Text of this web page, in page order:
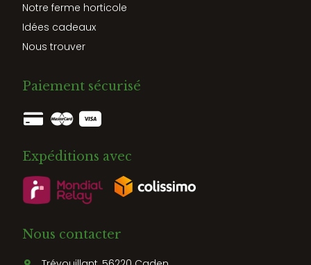
Notre ferme horticole
Idées cadeaux
Nous trouver
Paiement sécurisé
Expéditions avec
Nous contacter